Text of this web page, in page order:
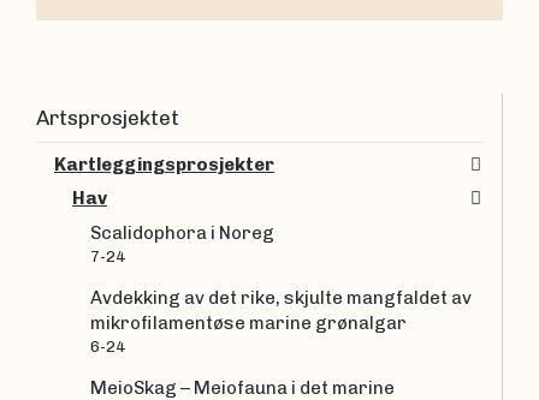
Artsprosjektet
Kartleggingsprosjekter
Hav
Scalidophora i Noreg
7-24
Avdekking av det rike, skjulte mangfaldet av
mikrofilamentøse marine grønalgar
6-24
MeioSkag – Meiofauna i det marine